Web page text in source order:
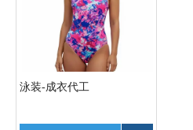
泳装-成衣代工